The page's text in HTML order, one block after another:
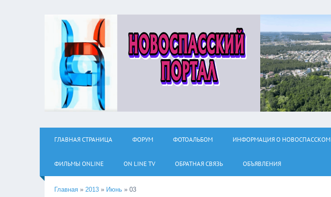
ГЛАВНАЯ СТРАНИЦА ФОРУМ ФОТОАЛЬБОМ ИНФОРМАЦИЯ О НОВОСПАССКОМ
ФИЛЬМЫ ОNLINE ON LINE TV ОБРАТНАЯ СВЯЗЬ ОБЪЯВЛЕНИЯ
Главная » 2013 » Июнь » 03